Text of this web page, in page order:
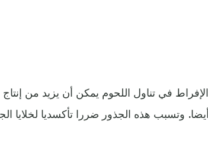
في تناول اللحوم يمكن أن يزيد من
وتسبب هذه الجذور ضررا تأكسديا لخلايا